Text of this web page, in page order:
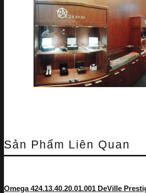
Sản Phẩm Liên Quan
Omega 424.13.40.20.01.001 DeVille